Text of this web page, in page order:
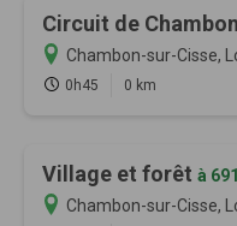
Circuit de
Chambon-sur-Cisse,
0h45 0 km
Village et forêt à
Chambon-sur-Cisse,